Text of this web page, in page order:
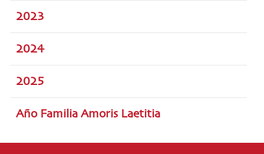
2023
2024
2025
Año Familia Amoris Laetitia